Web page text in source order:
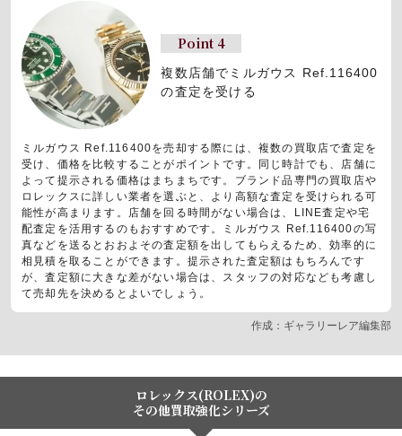
Point 4
複数店舗でミルガウス Ref.116400
の査定を受ける
ミルガウス Ref.116400を売却する際には、複数の買取店で査定を
受け、価格を比較することがポイントです。同じ時計でも、店舗に
よって提示される価格はまちまちです。ブランド品専門の買取店や
ロレックスに詳しい業者を選ぶと、より高額な査定を受けられる可
能性が高まります。店舗を回る時間がない場合は、LINE査定や宅
配査定を活用するのもおすすめです。ミルガウス Ref.116400の写
真などを送るとおおよその査定額を出してもらえるため、効率的に
相見積を取ることができます。提示された査定額はもちろんです
が、査定額に大きな差がない場合は、スタッフの対応なども考慮し
て売却先を決めるとよいでしょう。
作成：ギャラリーレア編集部
ロレックス(ROLEX)の
その他買取強化シリーズ